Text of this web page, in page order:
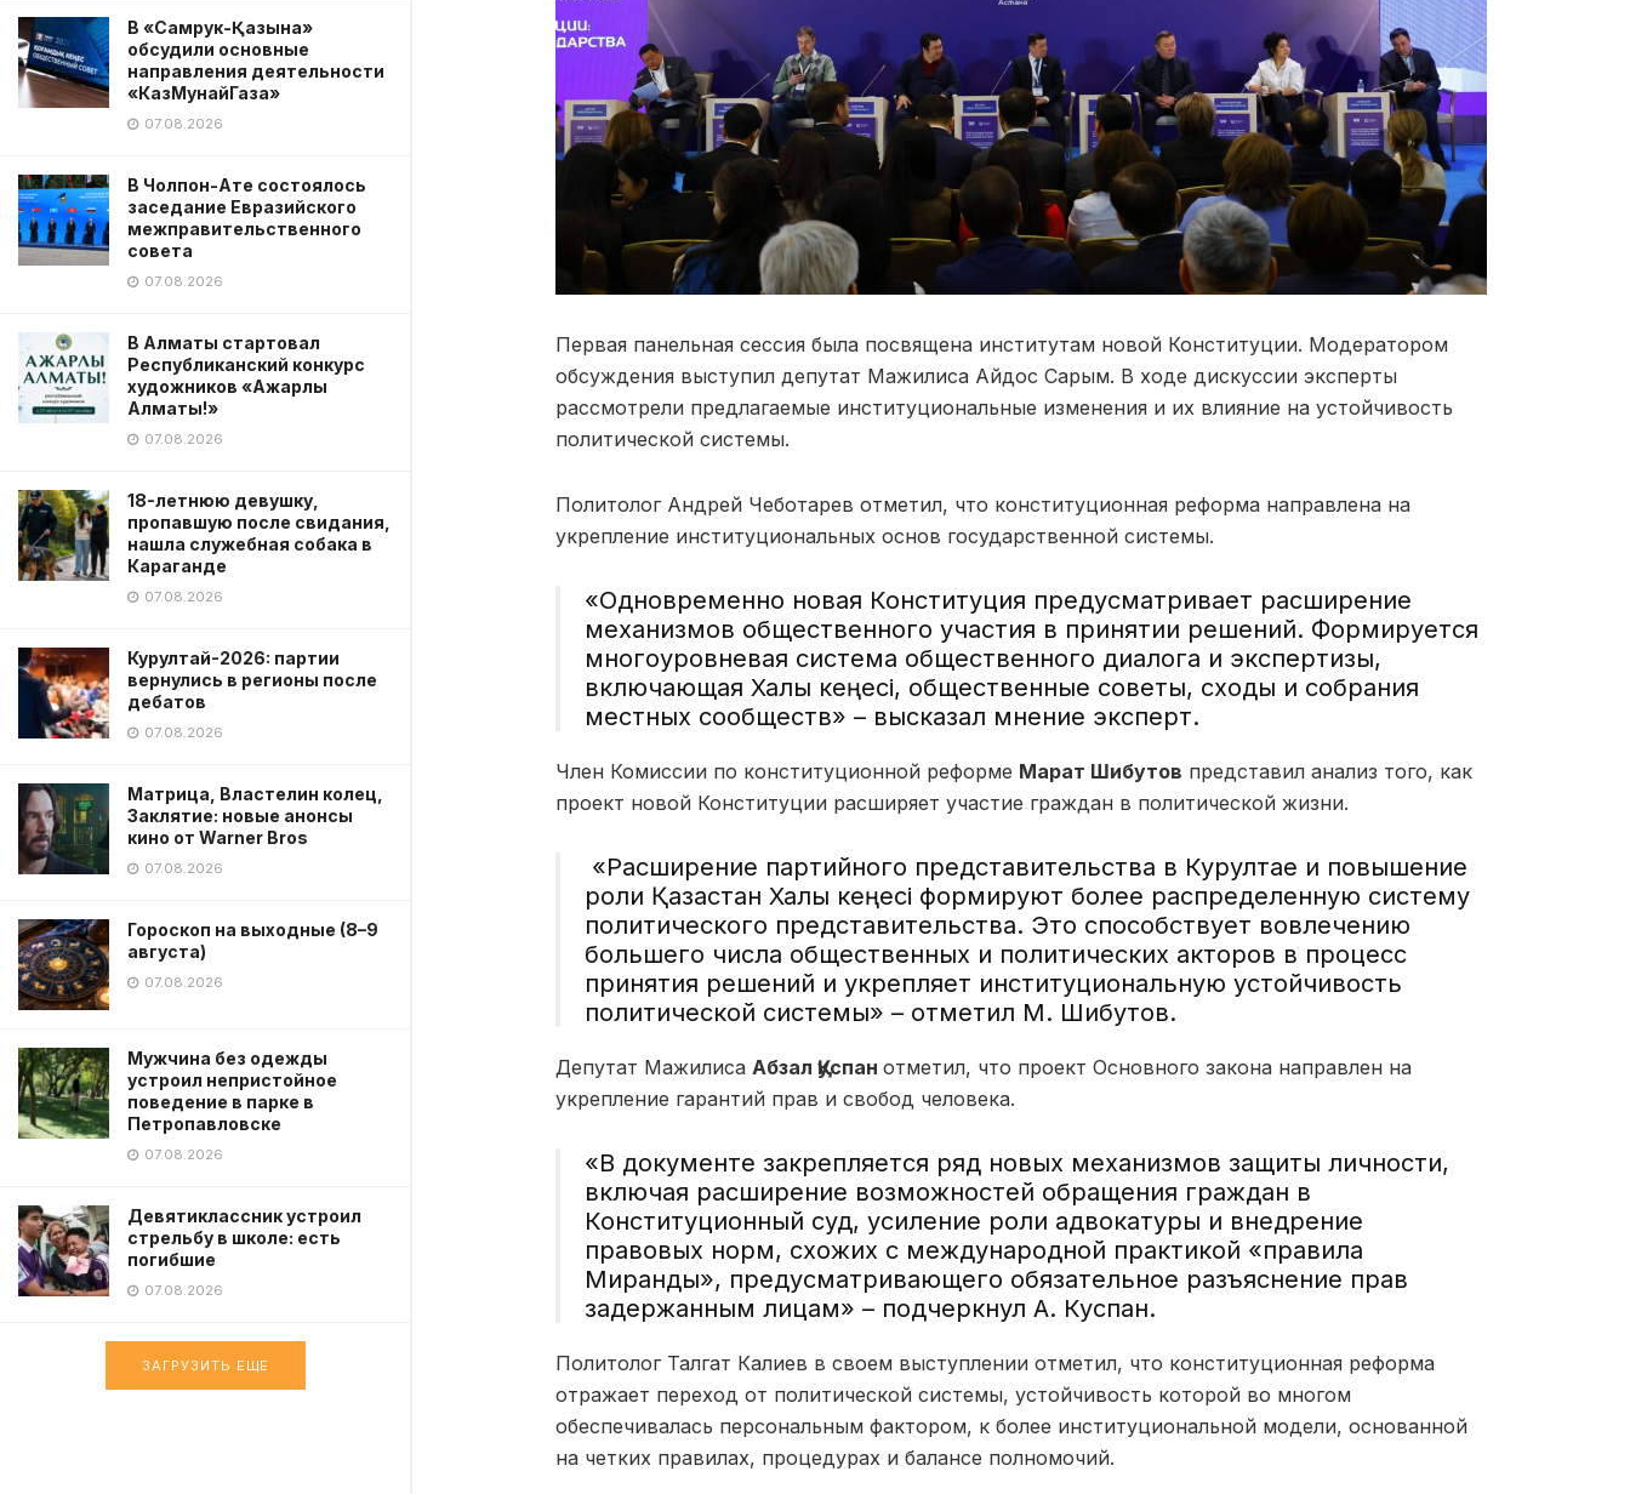
В «Самрук-Қазына»
обсудили основные
направления деятельности
«КазМунайГаза»
07.08.2026
В Чолпон-Ате состоялось
заседание Евразийского
межправительственного
совета
07.08.2026
В Алматы стартовал
Республиканский конкурс
художников «Ажарлы
Алматы!»
07.08.2026
18-летнюю девушку,
пропавшую после свидания,
нашла служебная собака в
Караганде
07.08.2026
Курултай-2026: партии
вернулись в регионы после
дебатов
07.08.2026
Матрица, Властелин колец,
Заклятие: новые анонсы
кино от Warner Bros
07.08.2026
Гороскоп на выходные (8–9
августа)
07.08.2026
Мужчина без одежды
устроил непристойное
поведение в парке в
Петропавловске
07.08.2026
Девятиклассник устроил
стрельбу в школе: есть
погибшие
07.08.2026
ЗАГРУЗИТЬ ЕЩЕ
Первая панельная сессия была посвящена институтам новой Конституции. Модератором
обсуждения выступил депутат Мажилиса Айдос Сарым. В ходе дискуссии эксперты
рассмотрели предлагаемые институциональные изменения и их влияние на устойчивость
политической системы.
Политолог Андрей Чеботарев отметил, что конституционная реформа направлена на
укрепление институциональных основ государственной системы.
«Одновременно новая Конституция предусматривает расширение
механизмов общественного участия в принятии решений. Формируется
многоуровневая система общественного диалога и экспертизы,
включающая Халық кеңесі, общественные советы, сходы и собрания
местных сообществ» – высказал мнение эксперт.
Член Комиссии по конституционной реформе Марат Шибутов представил анализ того, как
проект новой Конституции расширяет участие граждан в политической жизни.
«Расширение партийного представительства в Курултае и повышение
роли Қазақстан Халық кеңесі формируют более распределенную систему
политического представительства. Это способствует вовлечению
большего числа общественных и политических акторов в процесс
принятия решений и укрепляет институциональную устойчивость
политической системы» – отметил М. Шибутов.
Депутат Мажилиса Абзал Қуспан отметил, что проект Основного закона направлен на
укрепление гарантий прав и свобод человека.
«В документе закрепляется ряд новых механизмов защиты личности,
включая расширение возможностей обращения граждан в
Конституционный суд, усиление роли адвокатуры и внедрение
правовых норм, схожих с международной практикой «правила
Миранды», предусматривающего обязательное разъяснение прав
задержанным лицам» – подчеркнул А. Куспан.
Политолог Талгат Калиев в своем выступлении отметил, что конституционная реформа
отражает переход от политической системы, устойчивость которой во многом
обеспечивалась персональным фактором, к более институциональной модели, основанной
на четких правилах, процедурах и балансе полномочий.